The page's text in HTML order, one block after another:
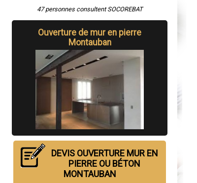
47 personnes consultent SOCOREBAT
Ouverture de mur en pierre
Montauban
DEVIS OUVERTURE MUR EN
PIERRE OU BÉTON
MONTAUBAN